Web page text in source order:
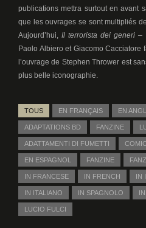
publications mettra surtout en avant
que les ouvrages se sont multipliés
Aujourd’hui, Il terrorista dei generi –
Paolo Albiero et Giacomo Cacciatore
l’ouvrage de Stephen Thrower est
plus belle iconographie.
TOUS EN FRANÇAIS EN
ADAPTATIONS BD FANZINE
ADATTAMENTI DI FUMETTI
EN ESPAGNOL FANZINE
IN FRANCESE IN FRENCH IN
IN ITALIANO IN SPAGNOLO
LUCIO FULCI